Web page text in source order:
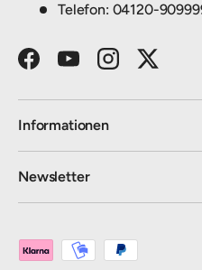
Telefon: 04120-
FacebookYouTubeInstagramTwitter
Informationen
Newsletter
Zahlungsmethoden